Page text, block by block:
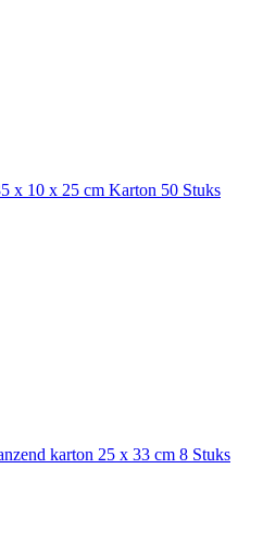
x 10 x 25 cm Karton 50 Stuks
karton 25 x 33 cm 8 Stuks